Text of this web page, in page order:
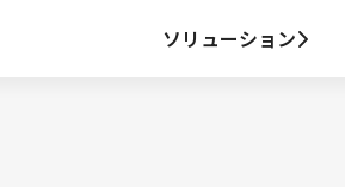
ソリューション